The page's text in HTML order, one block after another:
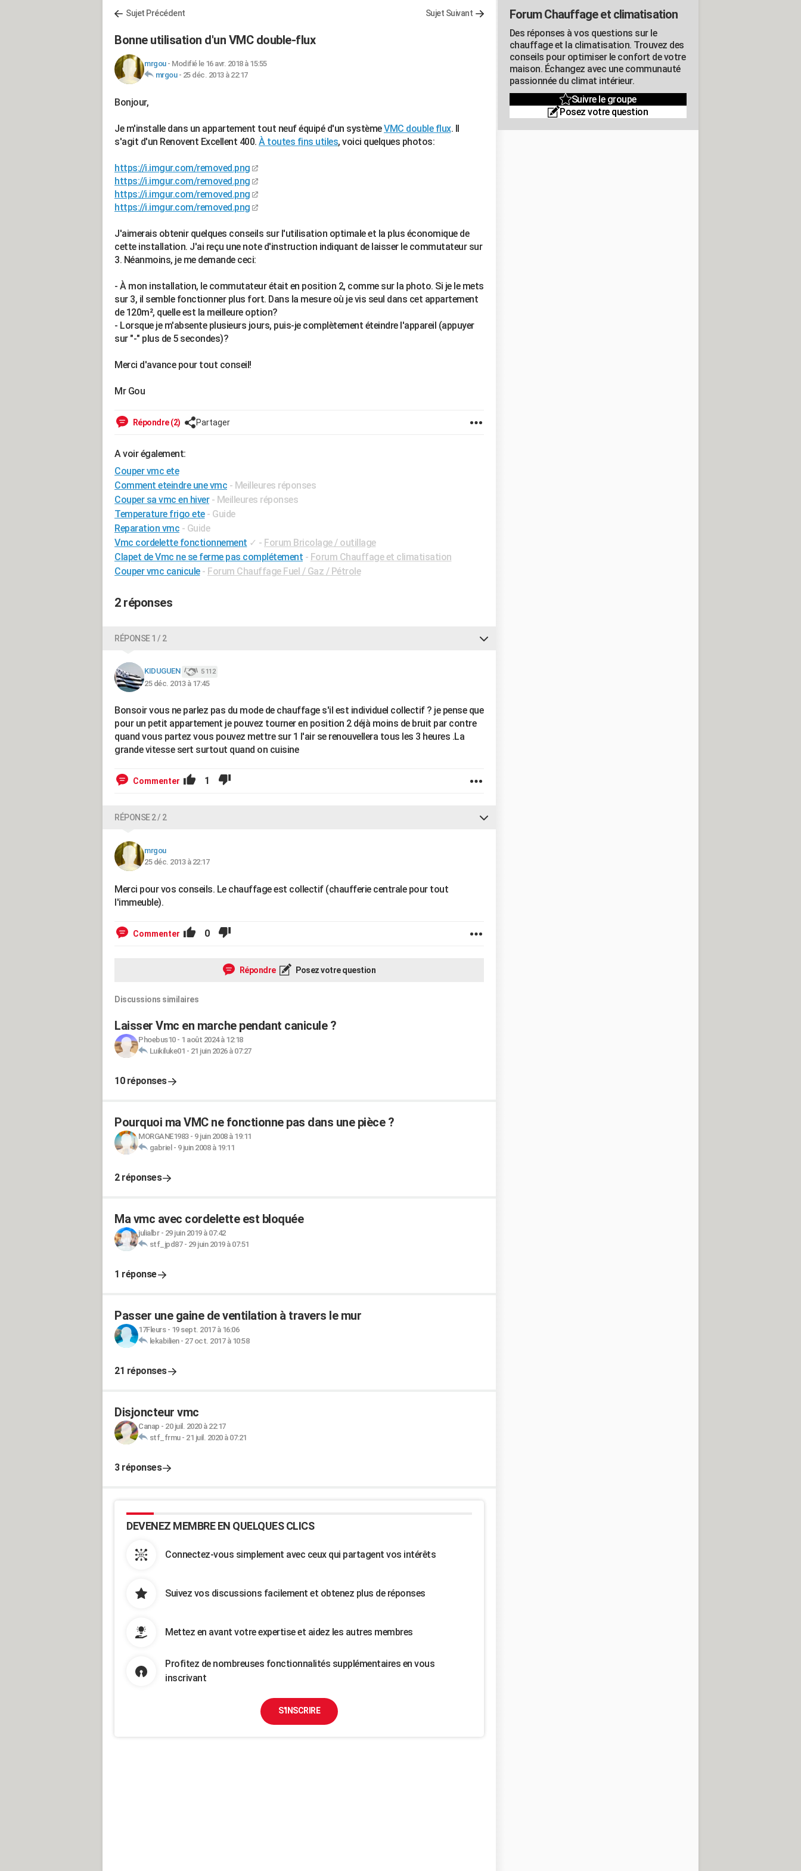
Sujet Précédent Sujet Suivant
Bonne utilisation d'un VMC double-flux
mrgou- Modifié le 16 avr. 2018 à 15:55
mrgou- 25 déc. 2013 à 22:17
Bonjour,
Je m'installe dans un appartement tout neuf équipé d'un systèmeVMC double flux. Il
s'agit d'un Renovent Excellent 400. À toutes fins utiles, voici quelques photos:
https://i.imgur.com/removed.png
https://i.imgur.com/removed.png
https://i.imgur.com/removed.png
https://i.imgur.com/removed.png
J'aimerais obtenir quelques conseils sur l'utilisation optimale et la plus économique de
cette installation. J'ai reçu une note d'instruction indiquant de laisser le commutateur sur
3. Néanmoins, je me demande ceci:
- À mon installation, le commutateur était en position 2, comme sur la photo. Si je le mets
sur 3, il semble fonctionner plus fort. Dans la mesure où je vis seul dans cet appartement
de 120m², quelle est la meilleure option?
- Lorsque je m'absente plusieurs jours, puis-je complètement éteindre l'appareil (appuyer
sur "-" plus de 5 secondes)?
Merci d'avance pour tout conseil!
Mr Gou
Répondre (2) Partager
A voir également:
Couper vmc ete
Comment eteindre une vmc - Meilleures réponses
Couper sa vmc en hiver - Meilleures réponses
Temperature frigo ete - Guide
Reparation vmc - Guide
Vmc cordelette fonctionnement ✓ - Forum Bricolage / outillage
Clapet de Vmc ne se ferme pas complétement - Forum Chauffage et climatisation
Couper vmc canicule - Forum Chauffage Fuel / Gaz / Pétrole
2 réponses
RÉPONSE 1 / 2
KIDUGUEN 5 112
25 déc. 2013 à 17:45
Bonsoir vous ne parlez pas du mode de chauffage s'il est individuel collectif ? je pense que
pour un petit appartement je pouvez tourner en position 2 déjà moins de bruit par contre
quand vous partez vous pouvez mettre sur 1 l'air se renouvellera tous les 3 heures .La
grande vitesse sert surtout quand on cuisine
Commenter 1
RÉPONSE 2 / 2
mrgou
25 déc. 2013 à 22:17
Merci pour vos conseils. Le chauffage est collectif (chaufferie centrale pour tout
l'immeuble).
Commenter 0
Répondre Posez votre question
Discussions similaires
Laisser Vmc en marche pendant canicule ?
Phoebus10- 1 août 2024 à 12:18
Luikiluke01 - 21 juin 2026 à 07:27
10 réponses
Pourquoi ma VMC ne fonctionne pas dans une pièce ?
MORGANE1983- 9 juin 2008 à 19:11
gabriel - 9 juin 2008 à 19:11
2 réponses
Ma vmc avec cordelette est bloquée
julialbr- 29 juin 2019 à 07:42
stf_jpd87- 29 juin 2019 à 07:51
1 réponse
Passer une gaine de ventilation à travers le mur
17Fleurs- 19 sept. 2017 à 16:06
lekabilien- 27 oct. 2017 à 10:58
21 réponses
Disjoncteur vmc
Canap - 20 juil. 2020 à 22:17
stf_frmu- 21 juil. 2020 à 07:21
3 réponses
DEVENEZ MEMBRE EN QUELQUES CLICS
Connectez-vous simplement avec ceux qui partagent vos intérêts
Suivez vos discussions facilement et obtenez plus de réponses
Mettez en avant votre expertise et aidez les autres membres
Profitez de nombreuses fonctionnalités supplémentaires en vous
inscrivant
S'INSCRIRE
Forum Chauffage et climatisation
Des réponses à vos questions sur le
chauffage et la climatisation. Trouvez des
conseils pour optimiser le confort de votre
maison. Échangez avec une communauté
passionnée du climat intérieur.
Suivre le groupe
Posez votre question